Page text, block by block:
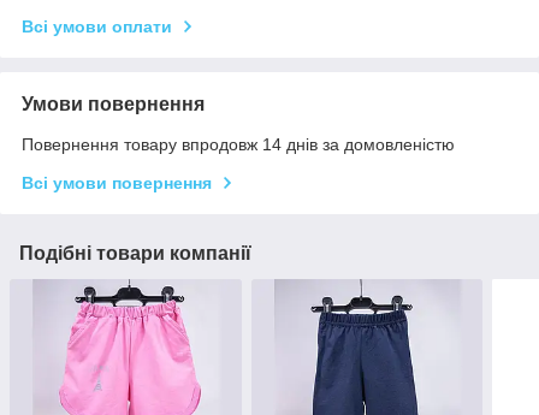
Всі умови оплати
Умови повернення
Повернення товару впродовж 14 днів за домовленістю
Всі умови повернення
Подібні товари компанії